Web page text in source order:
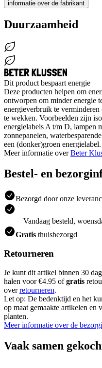
informatie over de fabrikant
Duurzaamheid
Dit product bespaart energie
Deze producten helpen om
ontworpen om minder energie
energieverbruik te
te wekken. Voorbeelden zijn
energielabels A t/m D, lampen
zonnepanelen,
een (donker)groen energielabel.
Meer informatie overBeter
Bestel- en
Bezorgd door onze
Vandaag besteld,
Gratis thuisbezorgd
Retourneren
Je kunt dit artikel binnen 30
halen voor €4.95 ofgratis
overretourneren.
Let op: De bedenktijd en het
op maat gemaakte artikelen en
planten.
Meer informatie over de
Vaak samen